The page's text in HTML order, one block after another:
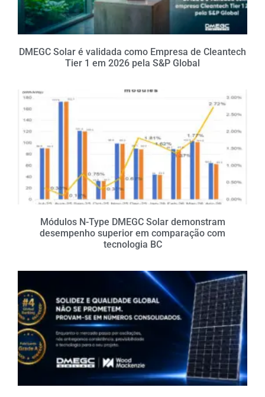
DMEGC Solar é validada como Empresa de Cleantech
Tier 1 em 2026 pela S&P Global
Módulos N-Type DMEGC Solar demonstram
desempenho superior em comparação com
tecnologia BC